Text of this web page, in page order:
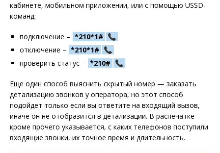
кабинете, мобильном приложении, или с помощью USSD-
команд:
подключение – *210*1#
отключение – *210*1#
проверить статус – *210#
Еще один способ выяснить скрытый номер — заказать
детализацию звонков у оператора, но этот способ
подойдет только если вы ответите на входящий вызов,
иначе он не отобразится в детализации. В распечатке
кроме прочего указывается, с каких телефонов поступили
входящие звонки, их точное время и длительность.